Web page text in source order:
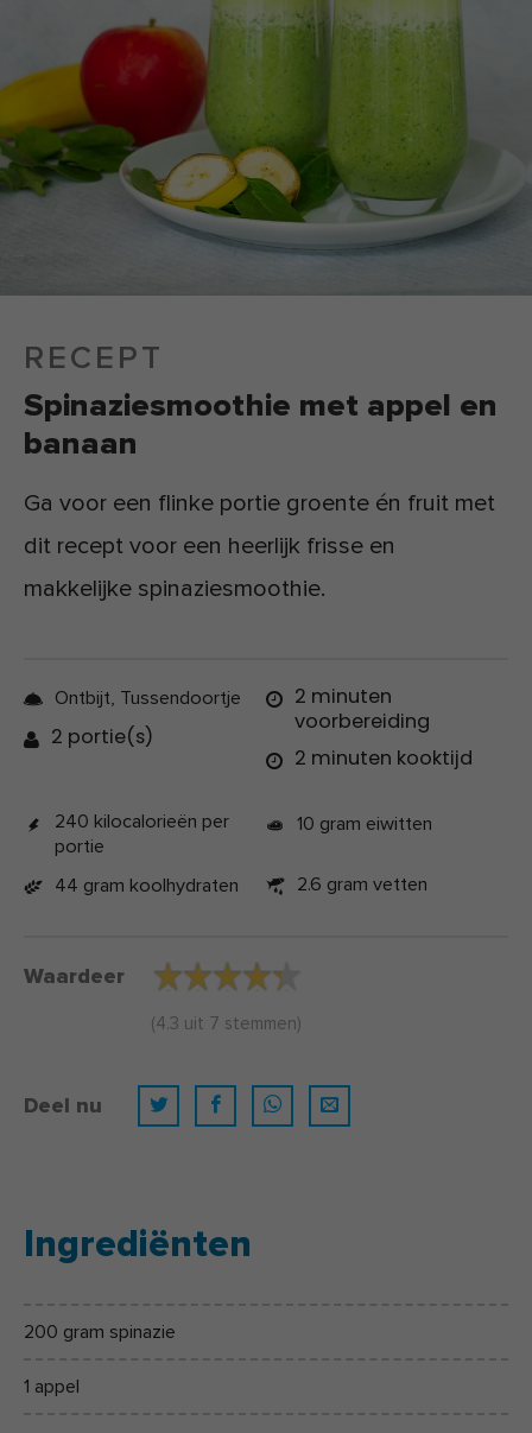
RECEPT
Spinaziesmoothie met appel en
banaan
Ga voor een flinke portie groente én fruit met
dit recept voor een heerlijk frisse en
makkelijke spinaziesmoothie.
Ontbijt, Tussendoortje
2 portie(s)
2 minuten
voorbereiding
2 minuten kooktijd
240 kilocalorieën per
portie
10 gram eiwitten
44 gram koolhydraten 2.6 gram vetten
Waardeer
(4.3 uit 7 stemmen)
Deel nu
Ingrediënten
200 gram spinazie
1 appel